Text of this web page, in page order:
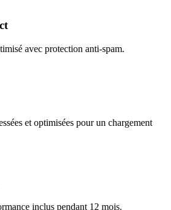
avec protection anti-spam.
et optimisées pour un chargement
inclus pendant 12 mois.